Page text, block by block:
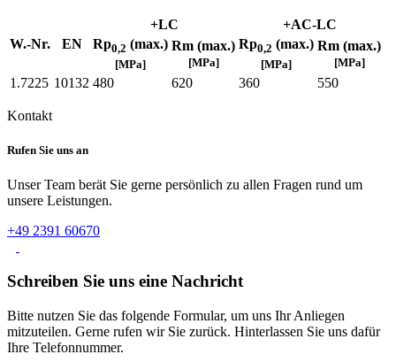
W.-Nr. EN
+LC
+AC-LC
Rp0,2 (max.)
[MPa]
Rm (max.)
[MPa]
Rp0,2 (max.)
[MPa]
Rm (max.)
[MPa]
1.7225 10132 480 620 360 550
Kontakt
Rufen Sie uns an
Unser Team berät Sie gerne persönlich zu allen Fragen rund um
unsere Leistungen.
+49 2391 60670
Schreiben Sie uns eine Nachricht
Bitte nutzen Sie das folgende Formular, um uns Ihr Anliegen
mitzuteilen. Gerne rufen wir Sie zurück. Hinterlassen Sie uns dafür
Ihre Telefonnummer.